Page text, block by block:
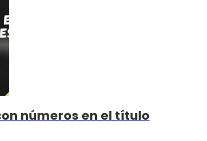
números en el título